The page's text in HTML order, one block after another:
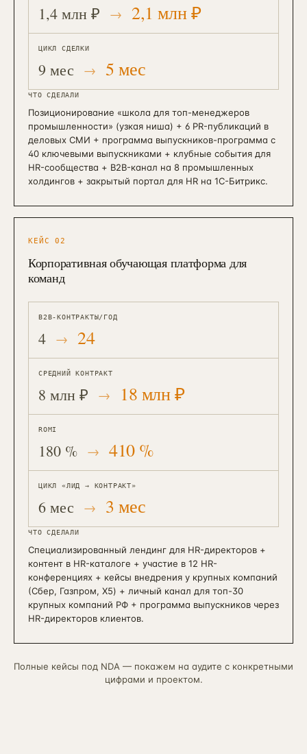
1,4 млн ₽ 2,1 млн ₽
ЦИКЛ СДЕЛКИ
9 мес 5 мес
ЧТО СДЕЛАЛИ
Позиционирование «школа для топ-менеджеров
промышленности» (узкая ниша) + 6 PR-публикаций в
деловых СМИ + программа выпускников-программа с
40 ключевыми выпускниками + клубные события для
HR-сообщества + B2B-канал на 8 промышленных
холдингов + закрытый портал для HR на 1С-Битрикс.
КЕЙС02
Корпоративная обучающая платформа для
команд
B2B-КОНТРАКТЫ/ГОД
4 24
СРЕДНИЙ КОНТРАКТ
8 млн ₽ 18 млн ₽
ROMI
180 % 410 %
ЦИКЛ «ЛИД → КОНТРАКТ»
6 мес 3 мес
ЧТО СДЕЛАЛИ
Специализированный лендинг для HR-директоров +
контент в HR-каталоге + участие в 12 HR-
конференциях + кейсы внедрения у крупных компаний
(Сбер, Газпром, X5) + личный канал для топ-30
крупных компаний РФ + программа выпускников через
HR-директоров клиентов.
Полные кейсы под NDA — покажем на аудите с конкретными
цифрами и проектом.